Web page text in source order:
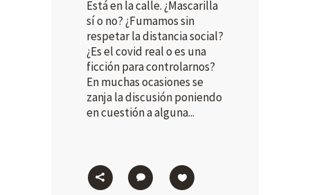
Está en la calle. ¿Mascarilla
sí o no? ¿Fumamos sin
respetar la distancia social?
¿Es el covid real o es una
ficción para controlarnos?
En muchas ocasiones se
zanja la discusión poniendo
en cuestión a alguna...